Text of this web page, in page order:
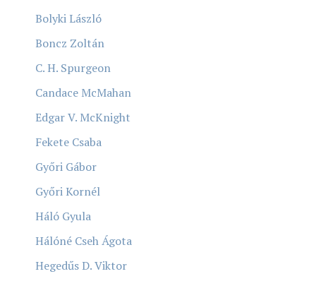
Bolyki László
Boncz Zoltán
C. H. Spurgeon
Candace McMahan
Edgar V. McKnight
Fekete Csaba
Győri Gábor
Győri Kornél
Háló Gyula
Hálóné Cseh Ágota
Hegedűs D. Viktor